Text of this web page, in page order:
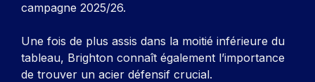
campagne 2025/26.
Une fois de plus assis dans la moitié inférieure du
tableau, Brighton connaît également l’importance
de trouver un acier défensif crucial.